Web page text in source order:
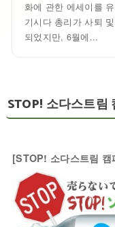
화에 관한 에세이를
기시다 총리가 사퇴
되었지만, 6월에...
STOP! 소다스트림
[STOP! 소다스트림 캠